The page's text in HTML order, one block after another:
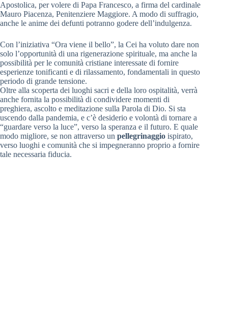
Apostolica, per volere di Papa Francesco, a firma del cardinale
Mauro Piacenza, Penitenziere Maggiore. A modo di suffragio,
anche le anime dei defunti potranno godere dell’indulgenza.
Con l’iniziativa “Ora viene il bello”, la Cei ha voluto dare non
solo l’opportunità di una rigenerazione spirituale, ma anche la
possibilità per le comunità cristiane interessate di fornire
esperienze tonificanti e di rilassamento, fondamentali in questo
periodo di grande tensione.
Oltre alla scoperta dei luoghi sacri e della loro ospitalità, verrà
anche fornita la possibilità di condividere momenti di
preghiera, ascolto e meditazione sulla Parola di Dio. Si sta
uscendo dalla pandemia, e c’è desiderio e volontà di tornare a
“guardare verso la luce”, verso la speranza e il futuro. E quale
modo migliore, se non attraverso un pellegrinaggio ispirato,
verso luoghi e comunità che si impegneranno proprio a fornire
tale necessaria fiducia.